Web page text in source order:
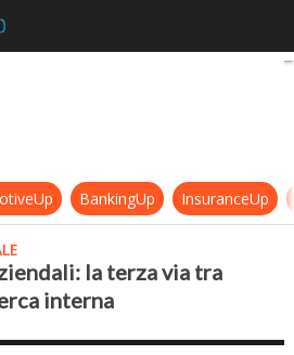
Venture builder aziendali: la terza
BankingUp InsuranceUp
la terza via tra
interna